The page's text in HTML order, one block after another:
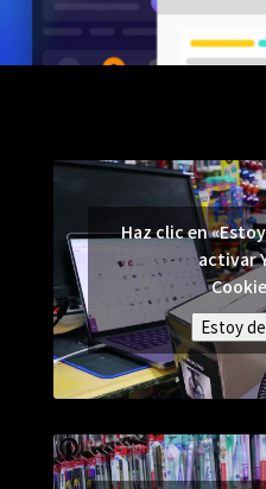
Haz clic en
activar
Estoy